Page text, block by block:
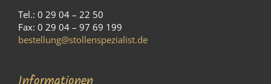
Tel.: 0 29 04 – 22 50
Fax: 0 29 04 – 97 69 199
bestellung@stollenspezialist.de